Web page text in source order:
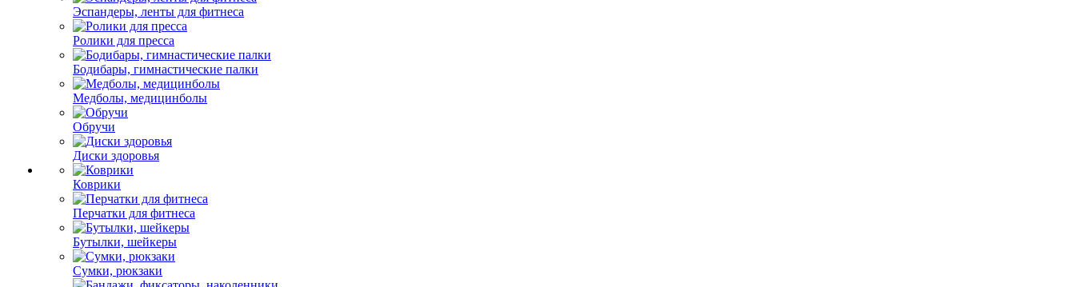
Эспандеры, ленты для фитнеса
Ролики для пресса
Бодибары, гимнастические палки
Медболы, медицинболы
Обручи
Диски здоровья
Коврики
Перчатки для фитнеса
Бутылки, шейкеры
Сумки, рюкзаки